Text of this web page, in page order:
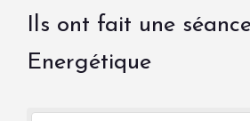
Ils ont fait une
Energétique